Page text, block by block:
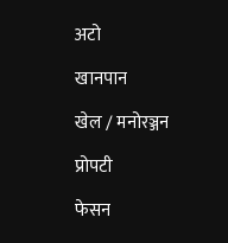
अटो
खानपान
खेल / मनोरञ्जन
प्रोपटी
फेसन